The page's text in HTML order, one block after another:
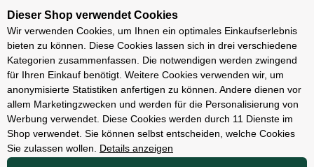
Unsere Filialen
Schlösser
Kabelschlösser
Dieser Shop verwendet Cookies
Wir verwenden Cookies, um Ihnen ein optimales Einkaufserlebnis
bieten zu können. Diese Cookies lassen sich in drei verschiedene
Kategorien zusammenfassen. Die notwendigen werden zwingend
für Ihren Einkauf benötigt. Weitere Cookies verwenden wir, um
anonymisierte Statistiken anfertigen zu können. Andere dienen vor
allem Marketingzwecken und werden für die Personalisierung von
Werbung verwendet. Diese Cookies werden durch 11 Dienste im
Shop verwendet. Sie können selbst entscheiden, welche Cookies
Sie zulassen wollen.
Details anzeigen